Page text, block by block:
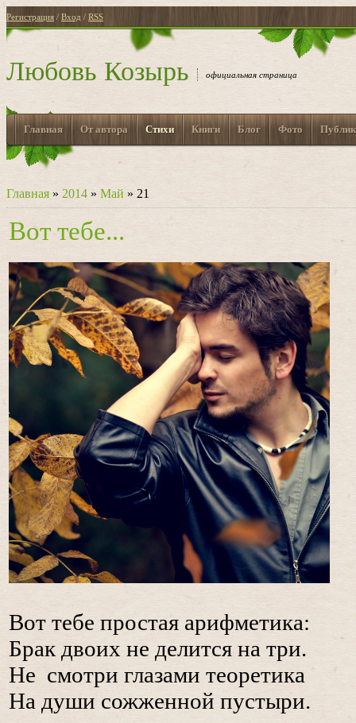
Регистрация / Вход / RSS
Любовь Козырь официальная страница
Главная От автора Стихи Книги Блог Фото
Главная » 2014 » Май » 21
Вот тебе...
Вот тебе простая арифметика:
Брак двоих не делится на три.
Не смотри глазами теоретика
На души сожженной пустыри.